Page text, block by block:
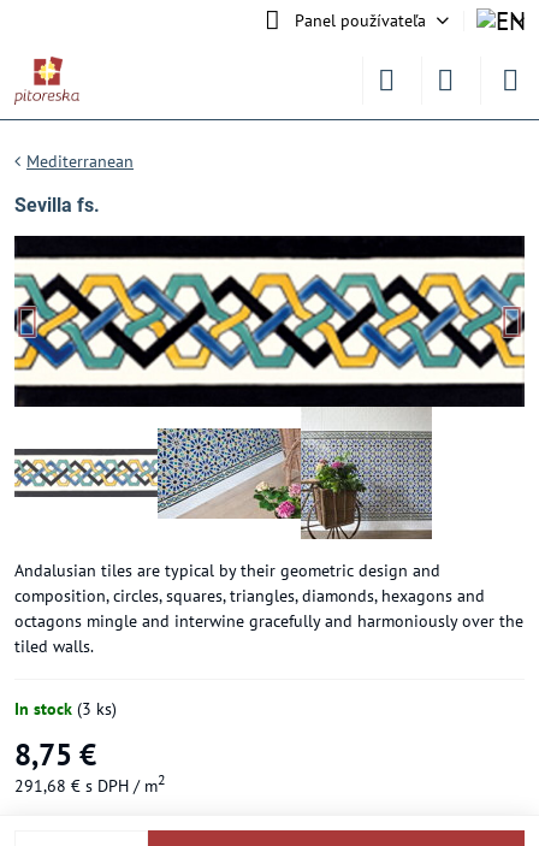
Panel používateľa
Mediterranean
Sevilla fs.
Andalusian tiles are typical by their geometric design and
composition, circles, squares, triangles, diamonds, hexagons and
octagons mingle and interwine gracefully and harmoniously over the
tiled walls.
In stock (3 ks)
8,75 €
291,68 € s DPH / m2